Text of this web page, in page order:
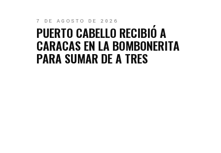
7 DE AGOSTO DE 2026
PUERTO CABELLO RECIBIÓ A
CARACAS EN LA BOMBONERITA
PARA SUMAR DE A TRES